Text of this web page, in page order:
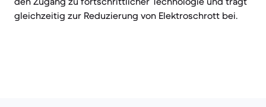
gleichzeitig zur Reduzierung von Elektroschrott bei.